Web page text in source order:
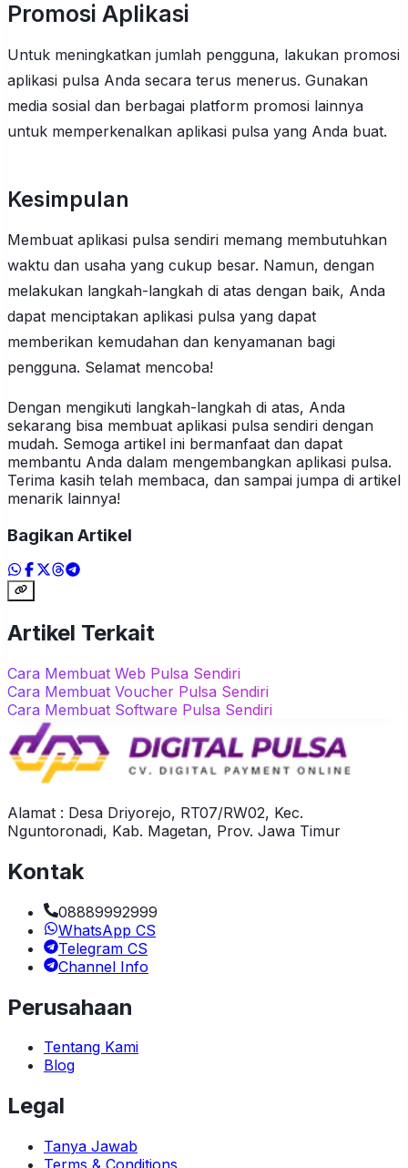
Promosi Aplikasi
Untuk meningkatkan jumlah pengguna, lakukan promosi
aplikasi pulsa Anda secara terus menerus. Gunakan
media sosial dan berbagai platform promosi lainnya
untuk memperkenalkan aplikasi pulsa yang Anda buat.
Kesimpulan
Membuat aplikasi pulsa sendiri memang membutuhkan
waktu dan usaha yang cukup besar. Namun, dengan
melakukan langkah-langkah di atas dengan baik, Anda
dapat menciptakan aplikasi pulsa yang dapat
memberikan kemudahan dan kenyamanan bagi
pengguna. Selamat mencoba!
Dengan mengikuti langkah-langkah di atas, Anda
sekarang bisa membuat aplikasi pulsa sendiri dengan
mudah. Semoga artikel ini bermanfaat dan dapat
membantu Anda dalam mengembangkan aplikasi pulsa.
Terima kasih telah membaca, dan sampai jumpa di artikel
menarik lainnya!
Bagikan Artikel
Artikel Terkait
Cara Membuat Web Pulsa Sendiri
Cara Membuat Voucher Pulsa Sendiri
Cara Membuat Software Pulsa Sendiri
Alamat : Desa Driyorejo, RT07/RW02, Kec.
Nguntoronadi, Kab. Magetan, Prov. Jawa Timur
Kontak
08889992999
WhatsApp CS
Telegram CS
Channel Info
Perusahaan
Tentang Kami
Blog
Legal
Tanya Jawab